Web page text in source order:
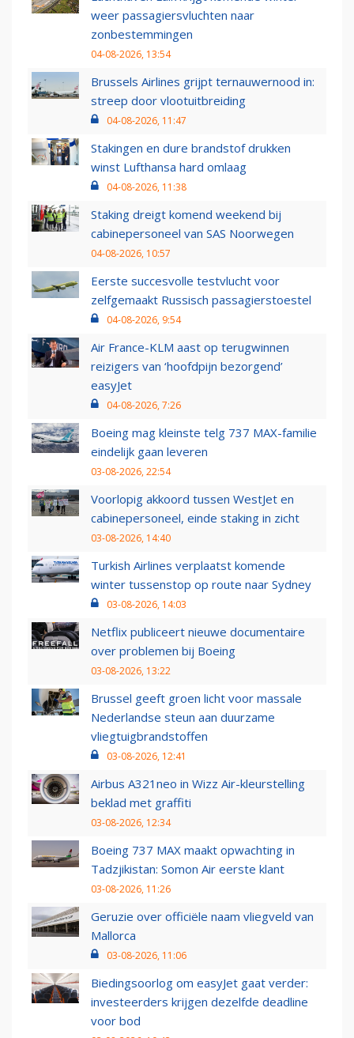
weer passagiersvluchten naar
zonbestemmingen
04-08-2026, 13:54
Brussels Airlines grijpt ternauwernood in:
streep door vlootuitbreiding
04-08-2026, 11:47
Stakingen en dure brandstof drukken
winst Lufthansa hard omlaag
04-08-2026, 11:38
Staking dreigt komend weekend bij
cabinepersoneel van SAS Noorwegen
04-08-2026, 10:57
Eerste succesvolle testvlucht voor
zelfgemaakt Russisch passagierstoestel
04-08-2026, 9:54
Air France-KLM aast op terugwinnen
reizigers van ‘hoofdpijn bezorgend’
easyJet
04-08-2026, 7:26
Boeing mag kleinste telg 737 MAX-familie
eindelijk gaan leveren
03-08-2026, 22:54
Voorlopig akkoord tussen WestJet en
cabinepersoneel, einde staking in zicht
03-08-2026, 14:40
Turkish Airlines verplaatst komende
winter tussenstop op route naar Sydney
03-08-2026, 14:03
Netflix publiceert nieuwe documentaire
over problemen bij Boeing
03-08-2026, 13:22
Brussel geeft groen licht voor massale
Nederlandse steun aan duurzame
vliegtuigbrandstoffen
03-08-2026, 12:41
Airbus A321neo in Wizz Air-kleurstelling
beklad met graffiti
03-08-2026, 12:34
Boeing 737 MAX maakt opwachting in
Tadzjikistan: Somon Air eerste klant
03-08-2026, 11:26
Geruzie over officiële naam vliegveld van
Mallorca
03-08-2026, 11:06
Biedingsoorlog om easyJet gaat verder:
investeerders krijgen dezelfde deadline
voor bod